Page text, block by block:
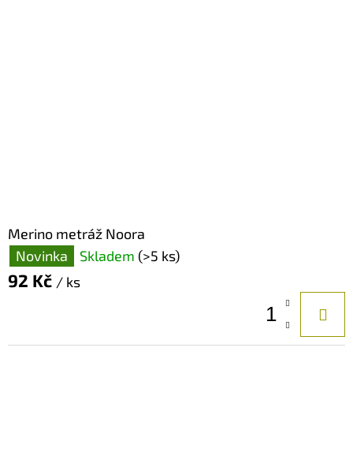
Merino metráž Noora
Novinka
Skladem (>5 ks)
92 Kč / ks